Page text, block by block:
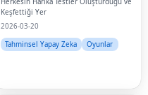
Keşfettiği Yer
2026-03-20
Tahminsel Yapay Zeka
Oyunlar